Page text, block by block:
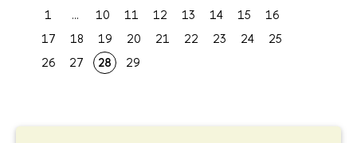
1 ... 10 11 12 13 14 15
16
17
18 19 20 21 22 23 24
25
26
27 28 29